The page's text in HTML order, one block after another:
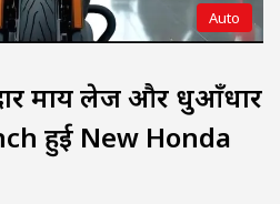
Auto
माय लेज और धुआँधार
हुई New Honda